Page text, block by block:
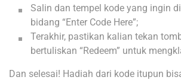
Salin dan tempel kode yang ingin
bidang “Enter Code Here”;
Terakhir, pastikan kalian tekan
bertuliskan “Redeem” untuk
Dan selesai! Hadiah dari kode itupun